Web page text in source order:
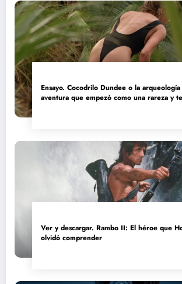
Ensayo. Cocodrilo Dundee o la
aventura que empezó como una rareza y
Ver y descargar. Rambo II: El héroe que
olvidó comprender